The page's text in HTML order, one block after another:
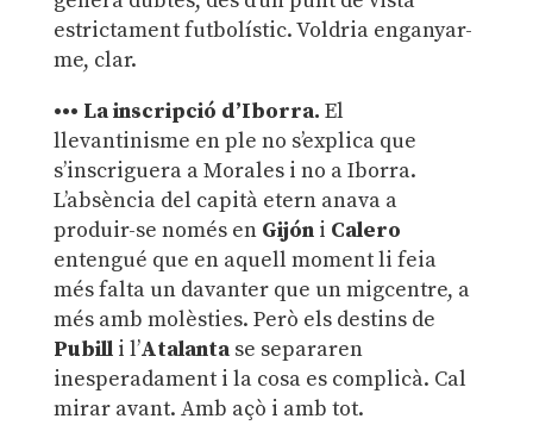
estrictament futbolístic. Voldria enganyar-
me, clar.
••• La inscripció d’Iborra. El
llevantinisme en ple no s’explica que
s’inscriguera a Morales i no a Iborra.
L’absència del capità etern anava a
produir-se només en Gijóni Calero
entengué que en aquell moment li feia
més falta un davanter que un migcentre, a
més amb molèsties. Però els destins de
Pubilli l’Atalantase separaren
inesperadament i la cosa es complicà. Cal
mirar avant. Amb açò i amb tot.